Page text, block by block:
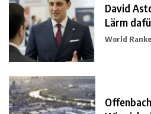
David
Lärm
World